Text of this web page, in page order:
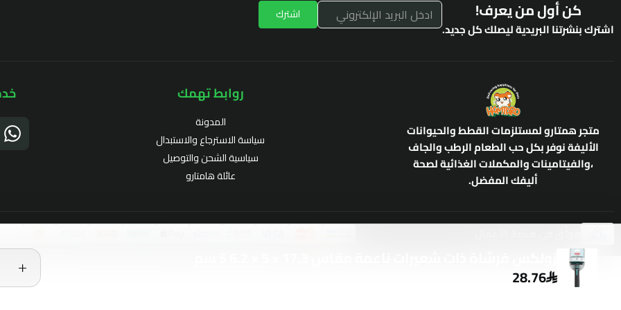
28.76
كن أول من يعرف!
اشترك بنشرتنا البريدية ليصلك كل جديد.
اشترك
متجر همتارو لمستلزمات القطط والحيوانات
الأليفة نوفر بكل حب الطعام الرطب والجاف
،والفيتامينات والمكملات الغذائية لصحة
أليفك المفضل.
روابط تهمك
المدونة
سياسة الاسترجاع والاستبدال
سياسية الشحن والتوصيل
عائلة هامتارو